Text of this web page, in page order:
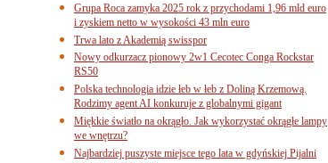
Grupa Roca zamyka 2025 rok z przychodami 1,96 mld euro
i zyskiem netto w wysokości 43 mln euro
Trwa lato z Akademią swisspor
Nowy odkurzacz pionowy 2w1 Cecotec Conga Rockstar
RS50
Polska technologia idzie łeb w łeb z Doliną Krzemową.
Rodzimy agent AI konkuruje z globalnymi gigant
Miękkie światło na okrągło. Jak wykorzystać okrągłe lampy
we wnętrzu?
Najbardziej puszyste miejsce tego lata w gdyńskiej Pijalni